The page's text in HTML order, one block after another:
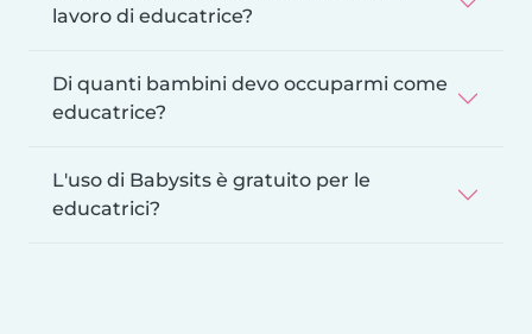
lavoro di educatrice?
Di quanti bambini devo occuparmi come
educatrice?
L'uso di Babysits è gratuito per le
educatrici?